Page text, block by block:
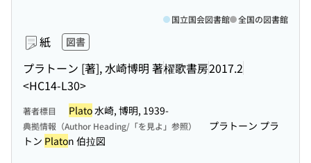
紙 図書
プラトーン [著], 水崎博明 著櫂歌書房2017.2
<HC14-L30>
国立国会図書館 全国の図書館
著者標目 Plato水崎, 博明, 1939-
典拠情報（Author Heading/「を見よ」参照）
プラトーン プラ
トン Platon 伯拉図